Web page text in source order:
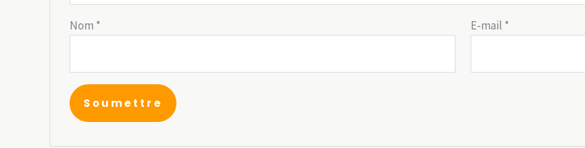
Nom * E-mail *